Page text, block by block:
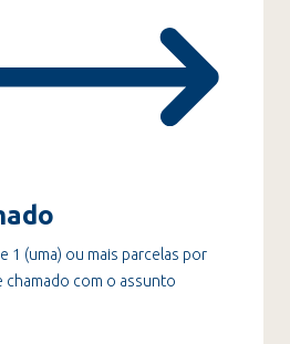
1 (uma) ou mais parcelas por
chamado com o assunto